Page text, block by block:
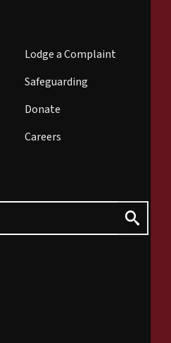
Lodge a Complaint
Safeguarding
Donate
Careers